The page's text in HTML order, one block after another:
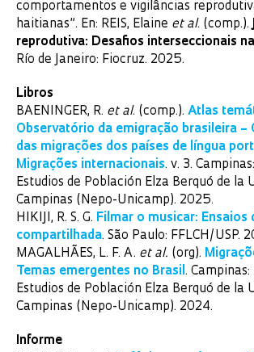
comportamentos e vigilâncias
haitianas”. En: REIS, Elaine et al. (comp.).
reprodutiva: Desafios interseccionais
Río de Janeiro: Fiocruz. 2025.
Libros
BAENINGER, R. et al. (comp.). Atlas
Observatório da emigração brasileira –
das migrações dos países de língua
Migrações internacionais. v. 3.
Estudios de Población Elza Berquó de la
Campinas (Nepo-Unicamp). 2025.
HIKIJI, R. S. G. Filmar o musicar:
compartilhada. São Paulo: FFLCH/USP.
MAGALHÃES, L. F. A. et al. (org).
Temas emergentes no Brasil.
Estudios de Población Elza Berquó de la
Campinas (Nepo-Unicamp). 2024.
Informe